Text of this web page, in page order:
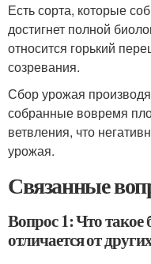
Есть сорта, которые
достигнет полной
относится горький
созревания.
Сбор урожая
собранные вовремя
ветвления, что
урожая.
Связанные
Вопрос 1: Что такое
отличается от